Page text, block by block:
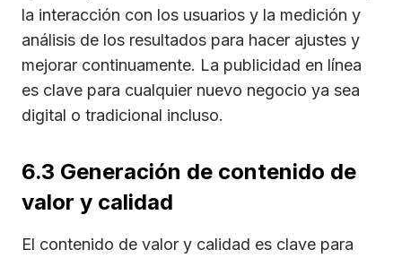
la interacción con los usuarios y la medición y
análisis de los resultados para hacer ajustes y
mejorar continuamente. La publicidad en línea
es clave para cualquier nuevo negocio ya sea
digital o tradicional incluso.
6.3 Generación de contenido de
valor y calidad
El contenido de valor y calidad es clave para